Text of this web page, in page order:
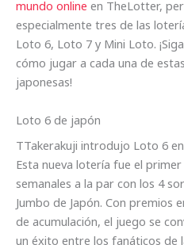
mundo online en TheLotter,
especialmente tres de las
Loto 6, Loto 7 y Mini Loto.
cómo jugar a cada una de
japonesas!
Loto 6 de japón
TTakerakuji introdujo Loto 6
Esta nueva lotería fue el
semanales a la par con los 4
Jumbo de Japón. Con premios
de acumulación, el juego se
un éxito entre los fanáticos de